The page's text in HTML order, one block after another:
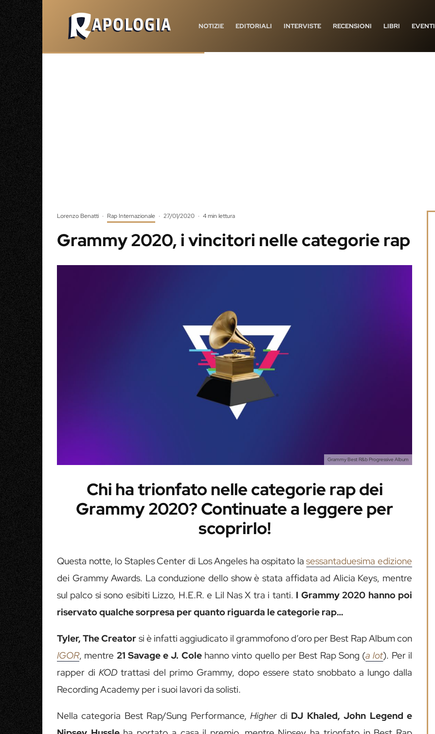
NOTIZIE EDITORIALI INTERVISTE RECENSIONI LIBRI EVENTI
Lorenzo Benatti · Rap Internazionale · 27/01/2020 · 4 min lettura
Grammy 2020, i vincitori nelle categorie rap
Grammy Best R&b Progressive Album
Chi ha trionfato nelle categorie rap dei
Grammy 2020? Continuate a leggere per
scoprirlo!
Questa notte, lo Staples Center di Los Angeles ha ospitato lasessantaduesima edizione
dei Grammy Awards. La conduzione dello show è stata affidata ad Alicia Keys, mentre
sul palco si sono esibiti Lizzo, H.E.R. e Lil Nas X tra i tanti. I Grammy 2020 hanno poi
riservato qualche sorpresa per quanto riguarda le categorie rap…
Tyler, The Creator si è infatti aggiudicato il grammofono d’oro per Best Rap Album con
IGOR, mentre 21 Savage e J. Colehanno vinto quello per Best Rap Song (a lot). Per il
rapper di KOD trattasi del primo Grammy, dopo essere stato snobbato a lungo dalla
Recording Academy per i suoi lavori da solisti.
Nella categoria Best Rap/Sung Performance,Higherdi DJ Khaled, John Legend e